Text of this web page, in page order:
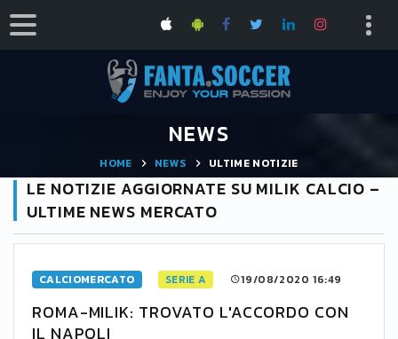
NEWS
HOME NEWS ULTIME NOTIZIE
LE NOTIZIE AGGIORNATE SU MILIK CALCIO –
ULTIME NEWS MERCATO
CALCIOMERCATO SERIE A 19/08/2020 16:49
ROMA-MILIK: TROVATO L'ACCORDO CON
IL NAPOLI